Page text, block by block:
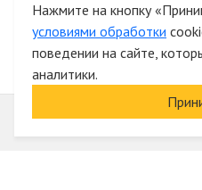
Нажмите на кнопку
условиями обработки
поведении на сайте,
аналитики.